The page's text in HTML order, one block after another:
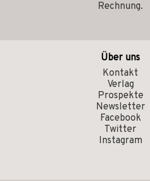
Rechnung.
Über uns
Kontakt
Verlag
Prospekte
Newsletter
Facebook
Twitter
Instagram